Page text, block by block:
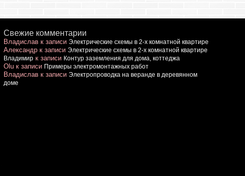
Свежие комментарии
Владислав к записиЭлектрические схемы в 2-х комнатной квартире
Александр к записиЭлектрические схемы в 2-х комнатной квартире
Владимир к записи Контур заземления для дома, коттеджа
Olu к записи Примеры электромонтажных работ
Владислав к записиЭлектропроводка на веранде в деревянном
доме